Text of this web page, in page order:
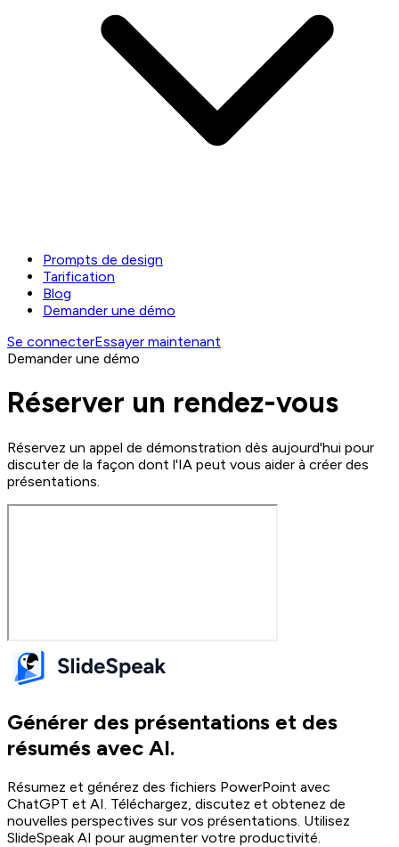
Prompts de design
Tarification
Blog
Demander une démo
Se connecterEssayer maintenant
Demander une démo
Réserver un rendez-vous
Réservez un appel de démonstration dès aujourd'hui pour
discuter de la façon dont l'IA peut vous aider à créer des
présentations.
Générer des présentations et des
résumés avec AI.
Résumez et générez des fichiers PowerPoint avec
ChatGPT et AI. Téléchargez, discutez et obtenez de
nouvelles perspectives sur vos présentations. Utilisez
SlideSpeak AI pour augmenter votre productivité.